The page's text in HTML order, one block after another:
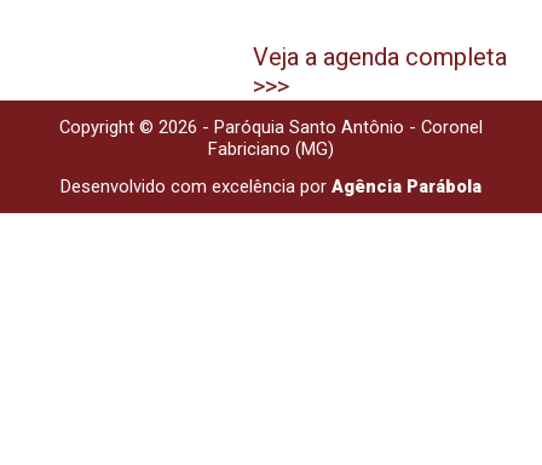
Veja a agenda completa
>>>
Copyright © 2026 - Paróquia Santo Antônio - Coronel
Fabriciano (MG)
Desenvolvido com excelência por Agência Parábola